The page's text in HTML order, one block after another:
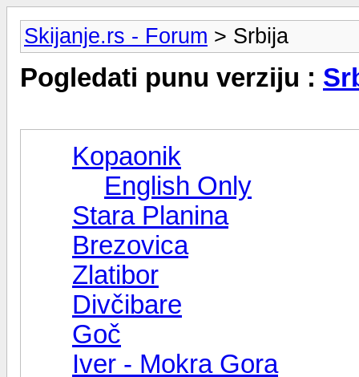
Skijanje.rs - Forum > Srbija
Pogledati punu verziju :
Kopaonik
English Only
Stara Planina
Brezovica
Zlatibor
Divčibare
Goč
Iver - Mokra Gora